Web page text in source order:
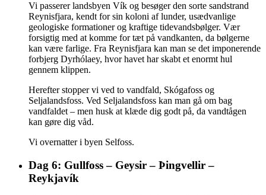
Vi passerer landsbyen Vík og besøger den sorte sandstrand
Reynisfjara, kendt for sin koloni af lunder, usædvanlige
geologiske formationer og kraftige tidevandsbølger. Vær
forsigtig med at komme for tæt på vandkanten, da bølgerne
kan være farlige. Fra Reynisfjara kan man se det imponerende
forbjerg Dyrhólaey, hvor havet har skabt et enormt hul
gennem klippen.
Herefter stopper vi ved to vandfald, Skógafoss og
Seljalandsfoss. Ved Seljalandsfoss kan man gå om bag
vandfaldet – men husk at klæde dig godt på, da vandtågen
kan gøre dig våd.
Vi overnatter i byen Selfoss.
Dag 6: Gullfoss – Geysir – Þingvellir –
Reykjavík